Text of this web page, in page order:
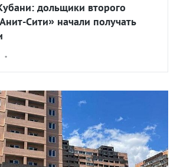
дольщики второго
Сити» начали получать
•